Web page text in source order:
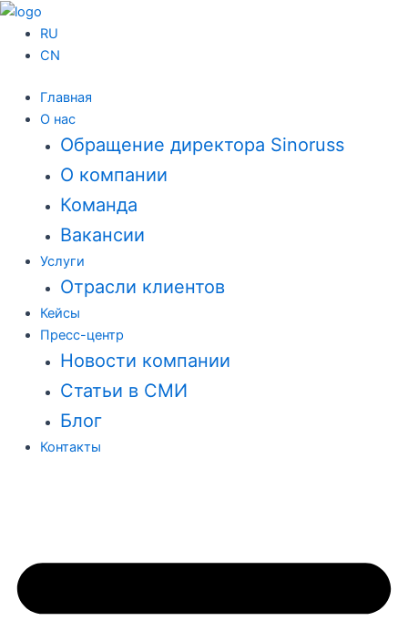
Перейти
содержимому
RU
CN
Главная
О нас
Обращение директора Sinoruss
О компании
Команда
Вакансии
Услуги
Отрасли клиентов
Кейсы
Пресс-центр
Новости компании
Статьи в СМИ
Блог
Контакты